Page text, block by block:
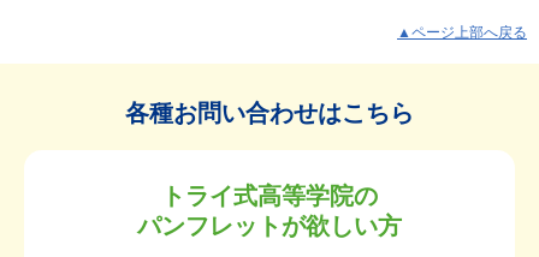
▲ページ上部へ戻る
各種お問い合わせはこちら
トライ式高等学院の
パンフレットが欲しい方